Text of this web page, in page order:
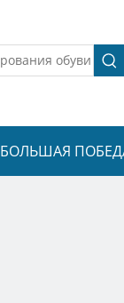
БОЛЬШАЯ